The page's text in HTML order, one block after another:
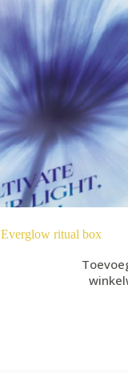
Everglow ritual box